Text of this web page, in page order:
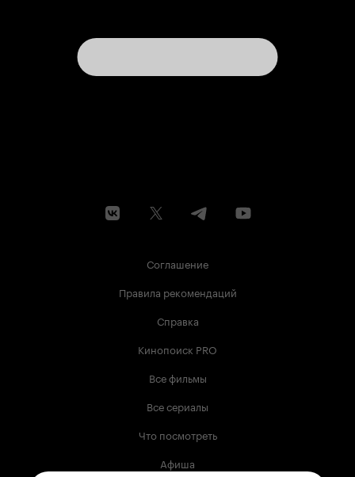
Соглашение
Правила рекомендаций
Справка
Кинопоиск PRO
Все фильмы
Все сериалы
Что посмотреть
Афиша